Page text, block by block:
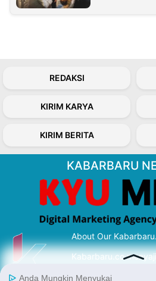
REDAKSI
KIRIM KARYA
KIRIM BERITA
KABARBARU
About Our
Kabarbaru.co
serta terverifikasi